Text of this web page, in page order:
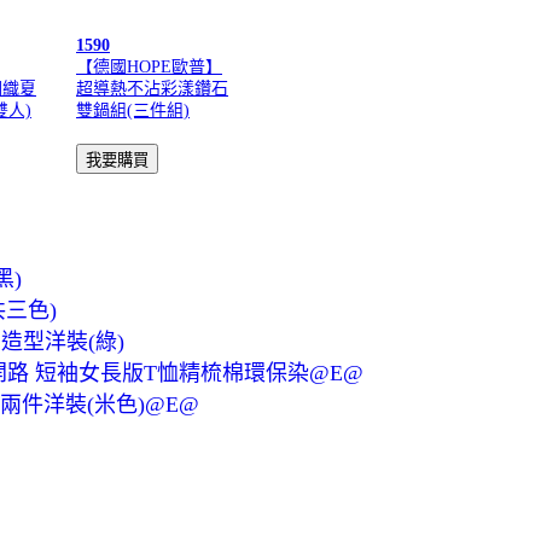
夏
人)
1590
【德國HOPE歐普】
超導熱不沾彩漾鑽石
雙鍋組(三件組)
)
三色)
型洋裝(綠)
短袖女長版T恤精梳棉環保染@E@
件洋裝(米色)@E@